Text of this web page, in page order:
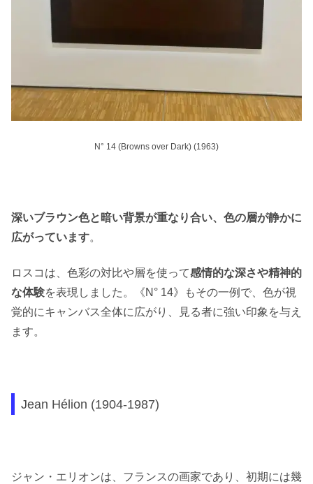
N° 14 (Browns over Dark) (1963)
深いブラウン色と暗い背景が重なり合い、色の層が静かに
広がっています。
ロスコは、色彩の対比や層を使って感情的な深さや精神的
な体験を表現しました。《N° 14》もその一例で、色が視
覚的にキャンバス全体に広がり、見る者に強い印象を与え
ます。
Jean Hélion (1904-1987)
ジャン・エリオンは、フランスの画家であり、初期には幾